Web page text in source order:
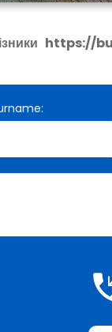
https://